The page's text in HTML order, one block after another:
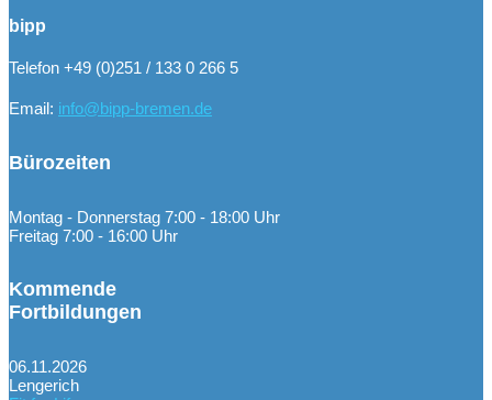
bipp
Telefon +49 (0)251 / 133 0 266 5
Email: info@bipp-bremen.de
Bürozeiten
Montag - Donnerstag 7:00 - 18:00 Uhr
Freitag 7:00 - 16:00 Uhr
Kommende
Fortbildungen
06.11.2026
Lengerich